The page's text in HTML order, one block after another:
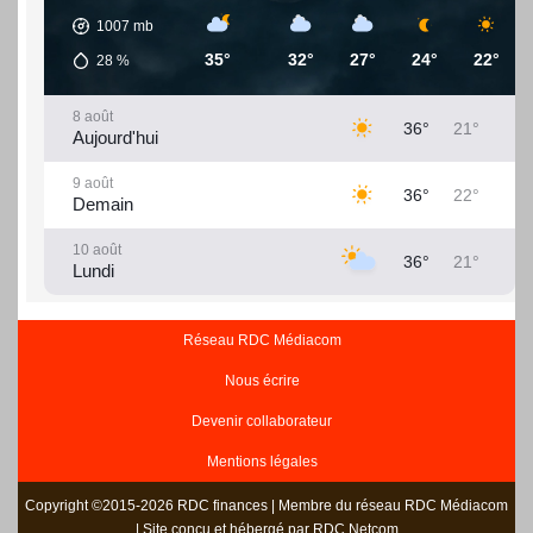
1007 mb
28 % 35° 32° 27° 24° 22°
8 août
Aujourd'hui 36° 21°
9 août
Demain 36° 22°
10 août
Lundi 36° 21°
11 août
14 août
Réseau RDC Médiacom
Nous écrire
Devenir collaborateur
Mentions légales
Copyright ©2015-2026 RDC finances | Membre du réseau RDC Médiacom